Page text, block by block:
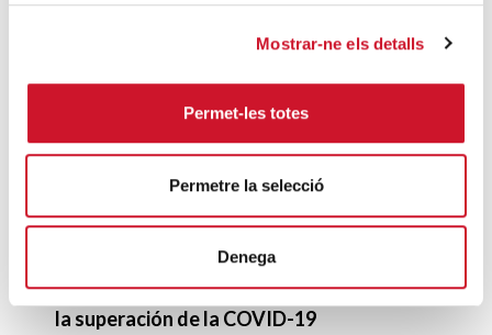
Mostrar-ne els detalls
Permet-les totes
Permetre la selecció
Denega
SIGUE LEYENDO
Endulzando la vida de los más pequeños
El nuevo mercado laboral: el espejismo de
la superación de la COVID-19